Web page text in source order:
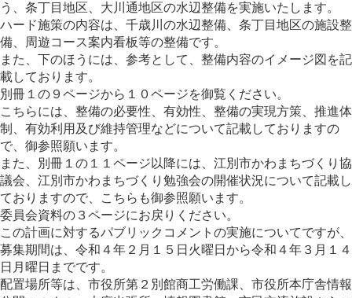
う、条丁目地区、大川通地区の水辺整備を実施いたします。
ハード施策の内容は、千歳川の水辺整備、条丁目地区の施設整
備、周遊コース案内看板等の整備です。
また、下のほうには、参考として、整備内容のイメージ図を記
載しております。
別冊１の９ページから１０ページを御覧ください。
こちらには、整備の必要性、有効性、整備の実現方策、推進体
制、有効利用及び維持管理などについて記載しておりますの
で、御参照願います。
また、別冊１の１１ページ以降には、江別市かわまちづくり協
議会、江別市かわまちづくり勉強会の開催状況について記載し
ておりますので、こちらも御参照願います。
委員会資料の３ページにお戻りください。
この計画に対するパブリックコメントの実施についてですが、
募集期間は、令和４年２月１５日火曜日から令和４年３月１４
日月曜日までです。
配置場所等は、市役所第２別館商工労働課、市役所本庁舎情報